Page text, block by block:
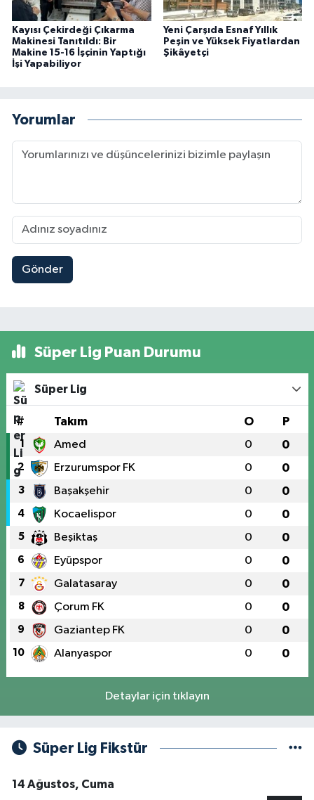
Kayısı Çekirdeği Çıkarma
Makinesi Tanıtıldı: Bir
Makine 15-16 İşçinin Yaptığı
İşi Yapabiliyor
Yeni Çarşıda Esnaf Yıllık
Peşin ve Yüksek Fiyatlardan
Şikâyetçi
Yorumlar
Gönder
Süper Lig Puan Durumu
Süper Lig
# Takım O P
1 Amed 0 0
2 Erzurumspor FK 0 0
3 Başakşehir 0 0
4 Kocaelispor 0 0
5 Beşiktaş 0 0
6 Eyüpspor 0 0
7 Galatasaray 0 0
8 Çorum FK 0 0
9 Gaziantep FK 0 0
10 Alanyaspor 0 0
Detaylar için tıklayın
Süper Lig Fikstür
14 Ağustos, Cuma